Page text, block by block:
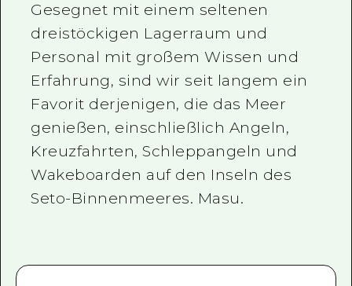
Gesegnet mit einem seltenen
dreistöckigen Lagerraum und
Personal mit großem Wissen und
Erfahrung, sind wir seit langem ein
Favorit derjenigen, die das Meer
genießen, einschließlich Angeln,
Kreuzfahrten, Schleppangeln und
Wakeboarden auf den Inseln des
Seto-Binnenmeeres. Masu.